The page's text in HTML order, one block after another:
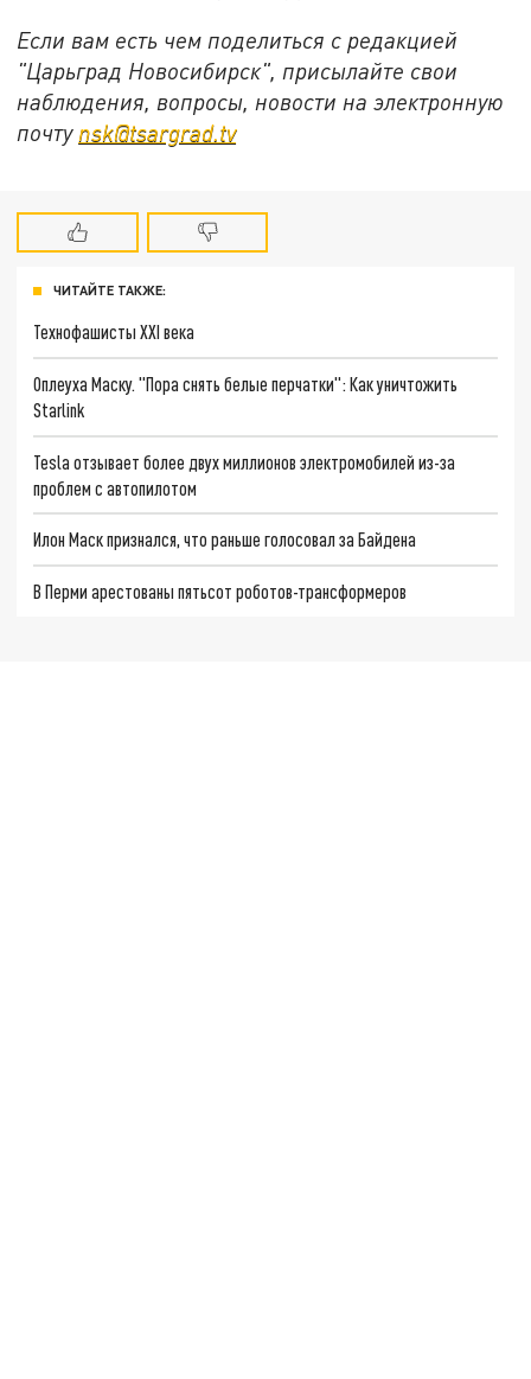
Если вам есть чем поделиться с редакцией
"Царьград Новосибирск", присылайте свои
наблюдения, вопросы, новости на электронную
почту nsk@tsargrad.tv
ЧИТАЙТЕ ТАКЖЕ:
Технофашисты XXI века
Оплеуха Маску. "Пора снять белые перчатки": Как уничтожить
Starlink
Tesla отзывает более двух миллионов электромобилей из-за
проблем с автопилотом
Илон Маск признался, что раньше голосовал за Байдена
В Перми арестованы пятьсот роботов-трансформеров